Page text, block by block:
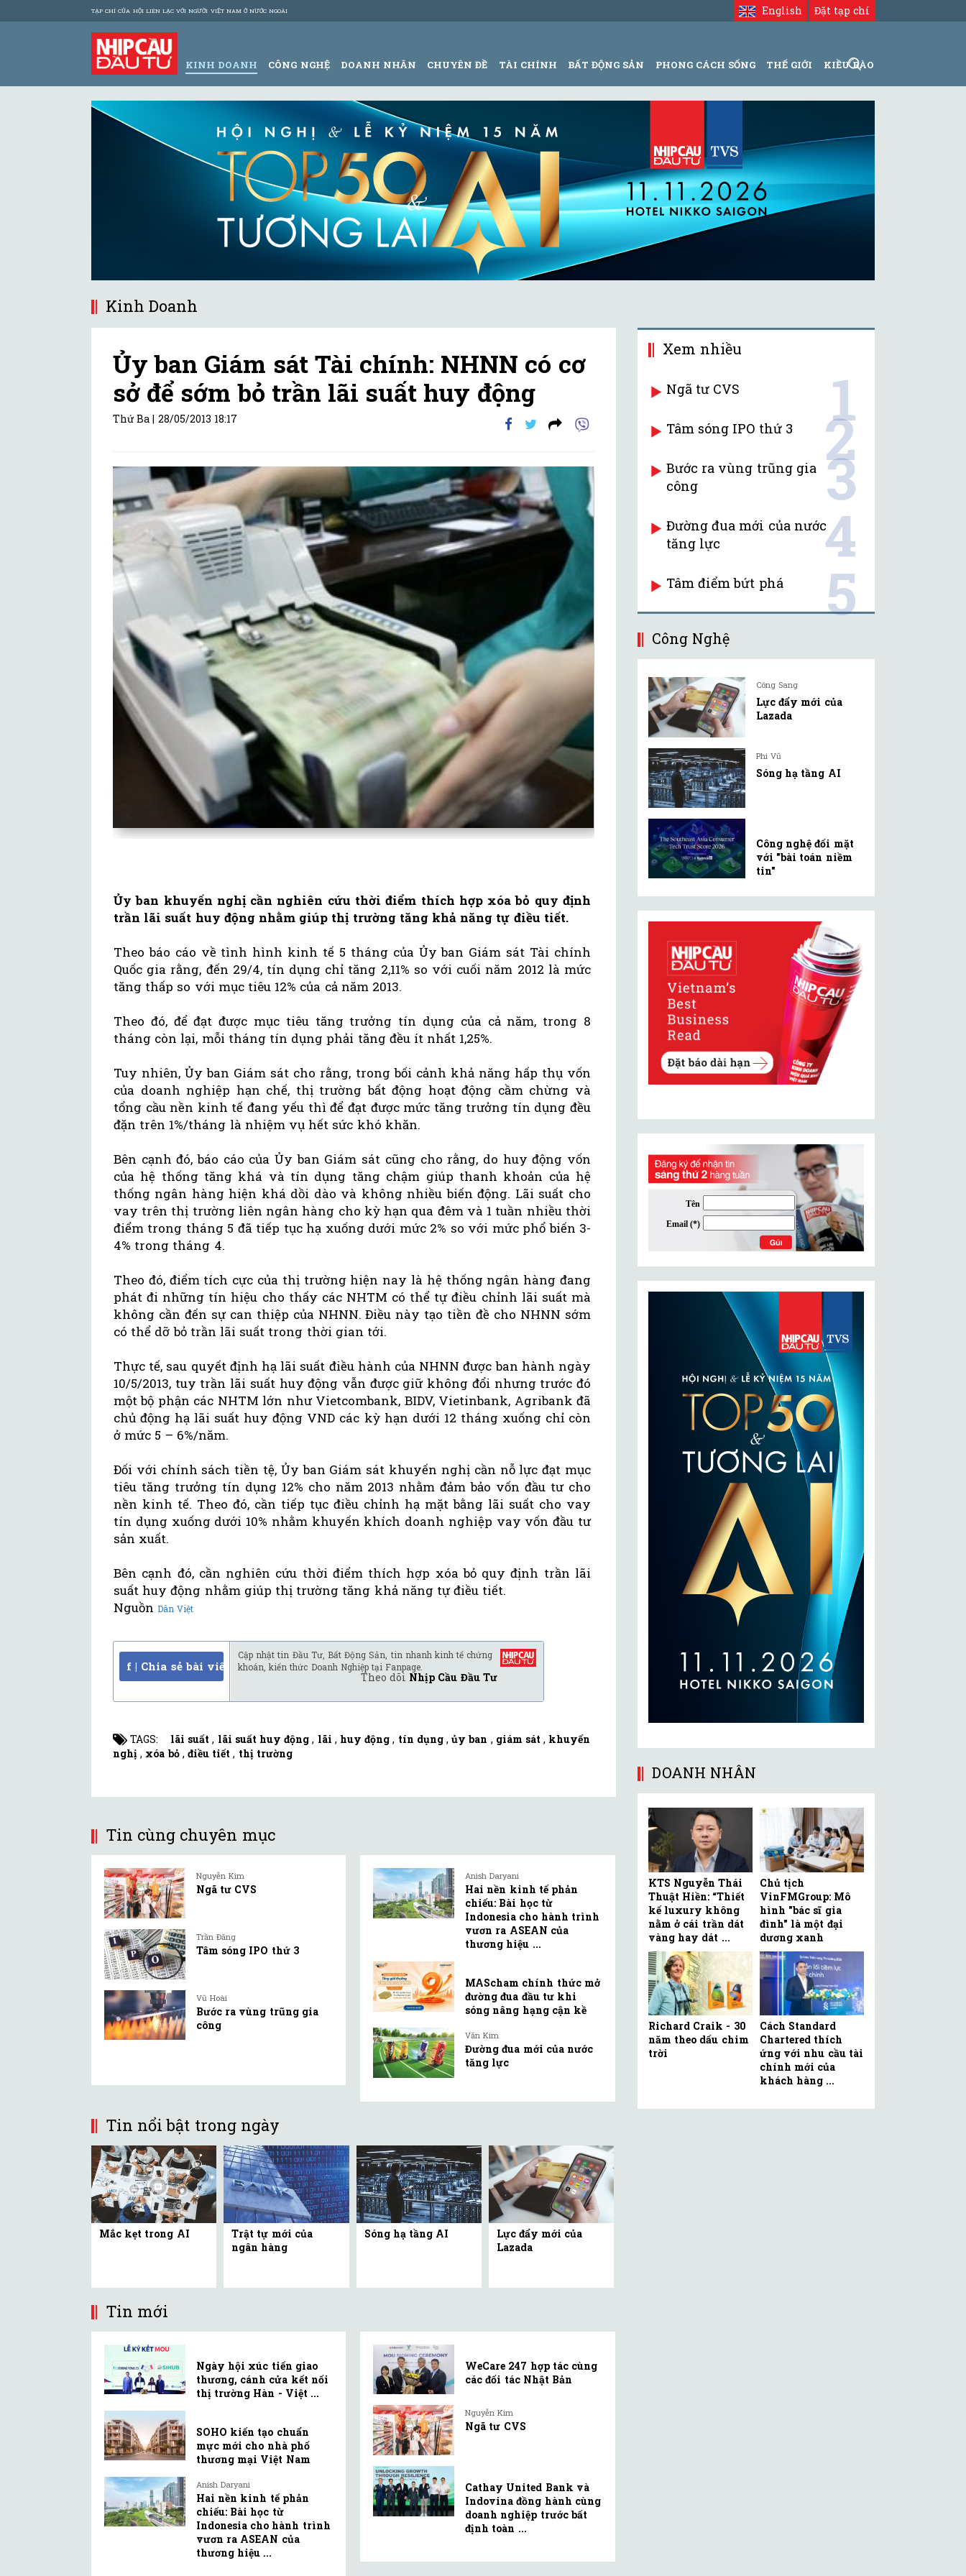
TẠP CHÍ CỦA HỘI LIÊN LẠC VỚI NGƯỜI VIỆT NAM Ở NƯỚC NGOÀI Đặt tạp chí
English
KINH DOANH CÔNG NGHỆ DOANH NHÂN CHUYÊN ĐỀ TÀI CHÍNH BẤT ĐỘNG SẢN PHONG CÁCH SỐNG THẾ GIỚI KIỀU BÀO
Kinh Doanh
Ủy ban Giám sát Tài chính: NHNN có cơ
sở để sớm bỏ trần lãi suất huy động
Thứ Ba | 28/05/2013 18:17
Ủy ban khuyến nghị cần nghiên cứu thời điểm thích hợp xóa bỏ quy định
trần lãi suất huy động nhằm giúp thị trường tăng khả năng tự điều tiết.
Theo báo cáo về tình hình kinh tế 5 tháng của Ủy ban Giám sát Tài chính
Quốc gia rằng, đến 29/4, tín dụng chỉ tăng 2,11% so với cuối năm 2012 là mức
tăng thấp so với mục tiêu 12% của cả năm 2013.
Theo đó, để đạt được mục tiêu tăng trưởng tín dụng của cả năm, trong 8
tháng còn lại, mỗi tháng tín dụng phải tăng đều ít nhất 1,25%.
Tuy nhiên, Ủy ban Giám sát cho rằng, trong bối cảnh khả năng hấp thụ vốn
của doanh nghiệp hạn chế, thị trường bất động hoạt động cầm chừng và
tổng cầu nền kinh tế đang yếu thì để đạt được mức tăng trưởng tín dụng đều
đặn trên 1%/tháng là nhiệm vụ hết sức khó khăn.
Bên cạnh đó, báo cáo của Ủy ban Giám sát cũng cho rằng, do huy động vốn
của hệ thống tăng khá và tín dụng tăng chậm giúp thanh khoản của hệ
thống ngân hàng hiện khá dồi dào và không nhiều biến động. Lãi suất cho
vay trên thị trường liên ngân hàng cho kỳ hạn qua đêm và 1 tuần nhiều thời
điểm trong tháng 5 đã tiếp tục hạ xuống dưới mức 2% so với mức phổ biến 3-
4% trong tháng 4.
Theo đó, điểm tích cực của thị trường hiện nay là hệ thống ngân hàng đang
phát đi những tín hiệu cho thấy các NHTM có thể tự điều chỉnh lãi suất mà
không cần đến sự can thiệp của NHNN. Điều này tạo tiền đề cho NHNN sớm
có thể dỡ bỏ trần lãi suất trong thời gian tới.
Thực tế, sau quyết định hạ lãi suất điều hành của NHNN được ban hành ngày
10/5/2013, tuy trần lãi suất huy động vẫn được giữ không đổi nhưng trước đó
một bộ phận các NHTM lớn như Vietcombank, BIDV, Vietinbank, Agribank đã
chủ động hạ lãi suất huy động VND các kỳ hạn dưới 12 tháng xuống chỉ còn
ở mức 5 – 6%/năm.
Đối với chính sách tiền tệ, Ủy ban Giám sát khuyến nghị cần nỗ lực đạt mục
tiêu tăng trưởng tín dụng 12% cho năm 2013 nhằm đảm bảo vốn đầu tư cho
nền kinh tế. Theo đó, cần tiếp tục điều chỉnh hạ mặt bằng lãi suất cho vay
tín dụng xuống dưới 10% nhằm khuyến khích doanh nghiệp vay vốn đầu tư
sản xuất.
Bên cạnh đó, cần nghiên cứu thời điểm thích hợp xóa bỏ quy định trần lãi
suất huy động nhằm giúp thị trường tăng khả năng tự điều tiết.
NguồnDân Việt
f | Chia sẻ bài viết
Cập nhật tin Đầu Tư, Bất Động Sản, tin nhanh kinh tế chứng
khoán, kiến thức Doanh Nghiệp tại Fanpage.
Theo dõi Nhịp Cầu Đầu Tư
TAGS: lãi suất , lãi suất huy động , lãi ,huy động , tín dụng,ủy ban , giám sát ,khuyến
nghị , xóa bỏ,điều tiết , thị trường
Tin cùng chuyên mục
Nguyễn Kim
Ngã tư CVS
Trần Đăng
Tâm sóng IPO thứ 3
Vũ Hoài
Bước ra vùng trũng gia
công
Anish Daryani
Hai nền kinh tế phản
chiếu: Bài học từ
Indonesia cho hành trình
vươn ra ASEAN của
thương hiệu ...
MAScham chính thức mở
đường đua đầu tư khi
sóng nâng hạng cận kề
Văn Kim
Đường đua mới của nước
tăng lực
Tin nổi bật trong ngày
Mắc kẹt trong AI
Trật tự mới của
ngân hàng
Sóng hạ tầng AI
Lực đẩy mới của
Lazada
Tin mới
Ngày hội xúc tiến giao
thương, cánh cửa kết nối
thị trường Hàn - Việt ...
SOHO kiến tạo chuẩn
mực mới cho nhà phố
thương mại Việt Nam
Anish Daryani
Hai nền kinh tế phản
chiếu: Bài học từ
Indonesia cho hành trình
vươn ra ASEAN của
thương hiệu ...
WeCare 247 hợp tác cùng
các đối tác Nhật Bản
Nguyễn Kim
Ngã tư CVS
Cathay United Bank và
Indovina đồng hành cùng
doanh nghiệp trước bất
định toàn ...
Xem nhiều
Ngã tư CVS 1
Tâm sóng IPO thứ 3 2
Bước ra vùng trũng gia
công
3
Đường đua mới của nước
tăng lực
4
Tâm điểm bứt phá 5
Công Nghệ
Công Sang
Lực đẩy mới của
Lazada
Phi Vũ
Sóng hạ tầng AI
Công nghệ đối mặt
với "bài toán niềm
tin"
DOANH NHÂN
KTS Nguyễn Thái
Thuật Hiền: “Thiết
kế luxury không
nằm ở cái trần dát
vàng hay dát ...
Chủ tịch
VinFMGroup: Mô
hình "bác sĩ gia
đình" là một đại
dương xanh
Richard Craik - 30
năm theo dấu chim
trời
Cách Standard
Chartered thích
ứng với nhu cầu tài
chính mới của
khách hàng ...